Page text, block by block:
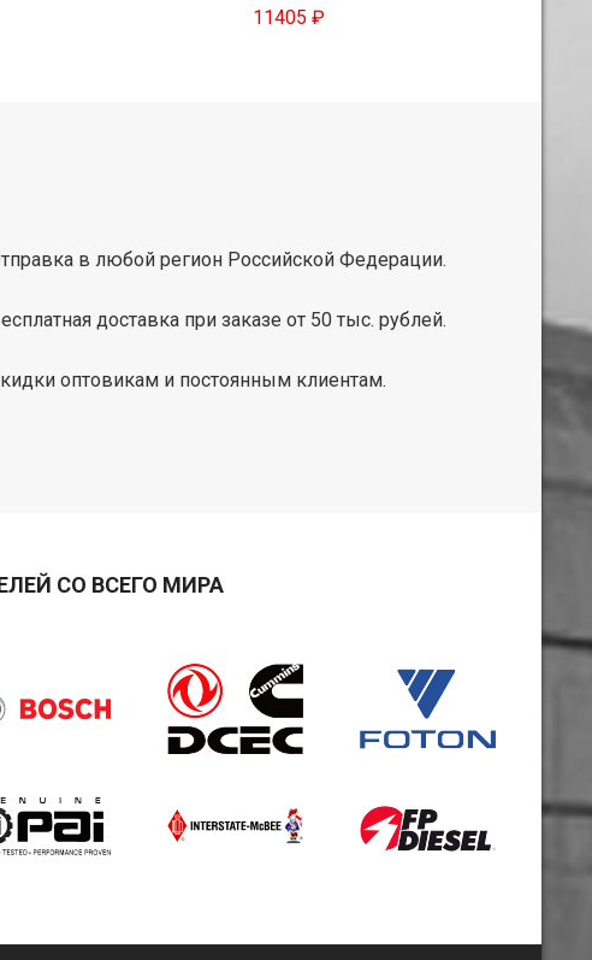
11405 ₽
в любой регион Российской Федерации.
доставка при заказе от 50 тыс. рублей.
оптовикам и постоянным клиентам.
СО ВСЕГО МИРА